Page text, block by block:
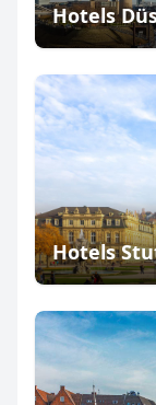
Hotels
Hotels